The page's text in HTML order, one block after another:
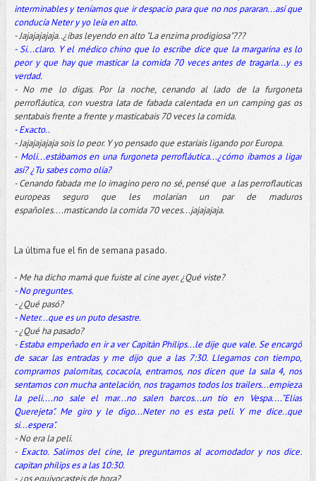
interminables y teníamos que ir despacio para que no nos pararan...así que
conducía Neter y yo leía en alto.
- Jajajajajaja..¿ibas leyendo en alto "La enzima prodigiosa"???
- Si...claro. Y el médico chino que lo escribe dice que la margarina es lo
peor y que hay que masticar la comida 70 veces antes de tragarla...y es
verdad.
- No me lo digas. Por la noche, cenando al lado de la furgoneta
perrofláutica, con vuestra lata de fabada calentada en un camping gas os
sentabais frente a frente y masticabais 70 veces la comida.
- Exacto..
- Jajajajajaja sois lo peor. Y yo pensado que estaríais ligando por Europa.
- Moli...estábamos en una furgoneta perrofláutica...¿cómo íbamos a ligar
así? ¿Tu sabes como olía?
- Cenando fabada me lo imagino pero no sé, pensé que a las perroflauticas
europeas seguro que les molarían un par de maduros
españoles....masticando la comida 70 veces...jajajajaja.
La última fue el fin de semana pasado.
- Me ha dicho mamá que fuiste al cine ayer. ¿Qué viste?
- No preguntes.
- ¿Qué pasó?
- Neter...que es un puto desastre.
- ¿Qué ha pasado?
-Estaba empeñado en ir a ver Capitán Philips...le dije que vale. Se encargó
de sacar las entradas y me dijo que a las 7:30. Llegamos con tiempo,
compramos palomitas, cocacola, entramos, nos dicen que la sala 4, nos
sentamos con mucha antelación, nos tragamos todos los trailers...empieza
la peli....no sale el mar...no salen barcos...un tío en Vespa...."Elias
Querejeta". Me giro y le digo...Neter no es esta peli. Y me dice..que
si...espera".
- No era la peli.
- Exacto. Salimos del cine, le preguntamos al acomodador y nos dice:
capitan philips es a las 10:30.
- ¿os equivocasteis de hora?